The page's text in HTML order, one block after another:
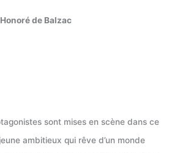
de Balzac
sont mises en scène dans ce
ambitieux qui rêve d’un monde